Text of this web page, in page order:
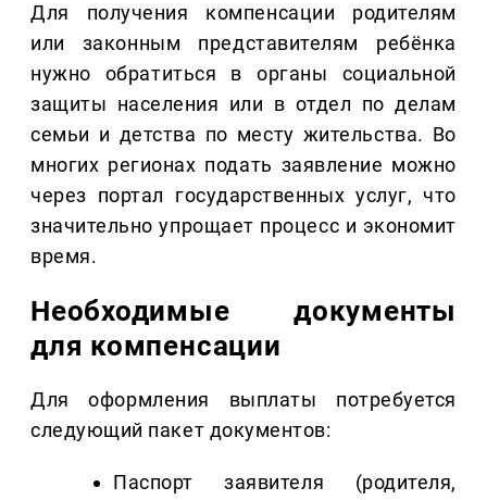
Для получения компенсации родителям
или законным представителям ребёнка
нужно обратиться в органы социальной
защиты населения или в отдел по делам
семьи и детства по месту жительства. Во
многих регионах подать заявление можно
через портал государственных услуг, что
значительно упрощает процесс и экономит
время.
Необходимые документы
для компенсации
Для оформления выплаты потребуется
следующий пакет документов:
Паспорт заявителя (родителя,